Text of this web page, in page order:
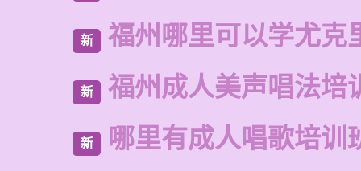
新 福州哪里可以学尤克
新 福州成人美声唱法培
新 哪里有成人唱歌培训